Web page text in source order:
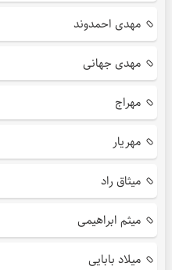
مهدی احمدوند
مهدی جهانی
مهراج
مهریار
میثاق راد
میثم ابراهیمی
میلاد بابایی